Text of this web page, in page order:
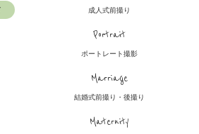
成人式前撮り
Portrait
ポートレート撮影
Marriage
結婚式前撮り・後撮り
Maternity